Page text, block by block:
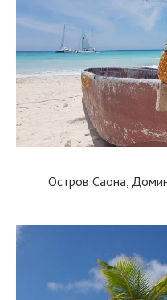
Остров Саона,